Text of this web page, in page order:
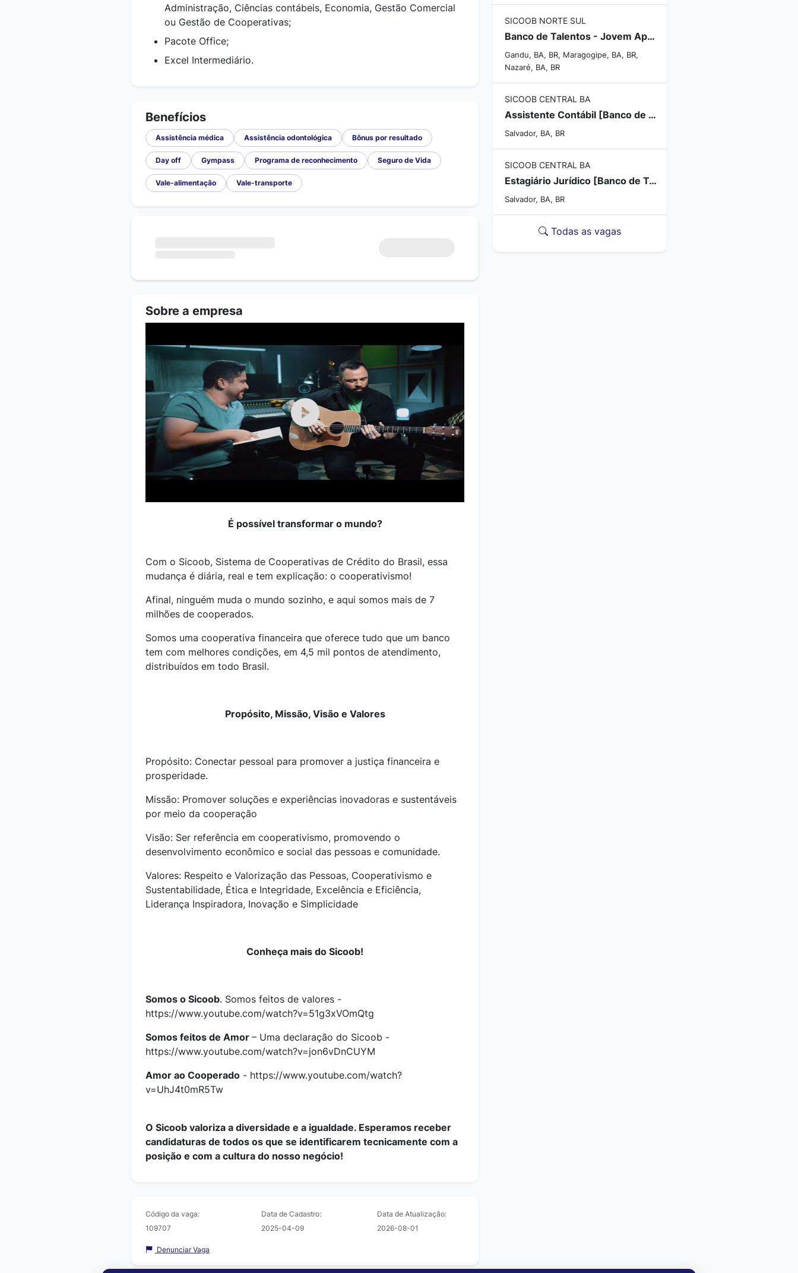
Administração, Ciências contábeis, Economia, Gestão Comercial
ou Gestão de Cooperativas;
Pacote Office;
Excel Intermediário.
Benefícios
Assistência médica Assistência odontológica Bônus por resultado
Day off Gympass Programa de reconhecimento Seguro de Vida
Vale-alimentação Vale-transporte
Sobre a empresa
É possível transformar o mundo?
Com o Sicoob, Sistema de Cooperativas de Crédito do Brasil, essa
mudança é diária, real e tem explicação: o cooperativismo!
Afinal, ninguém muda o mundo sozinho, e aqui somos mais de 7
milhões de cooperados.
Somos uma cooperativa financeira que oferece tudo que um banco
tem com melhores condições, em 4,5 mil pontos de atendimento,
distribuídos em todo Brasil.
Propósito, Missão, Visão e Valores
Propósito: Conectar pessoal para promover a justiça financeira e
prosperidade.
Missão: Promover soluções e experiências inovadoras e sustentáveis
por meio da cooperação
Visão: Ser referência em cooperativismo, promovendo o
desenvolvimento econômico e social das pessoas e comunidade.
Valores: Respeito e Valorização das Pessoas, Cooperativismo e
Sustentabilidade, Ética e Integridade, Excelência e Eficiência,
Liderança Inspiradora, Inovação e Simplicidade
Conheça mais do Sicoob!
Somos o Sicoob. Somos feitos de valores -
https://www.youtube.com/watch?v=51g3xVOmQtg
Somos feitos de Amor – Uma declaração do Sicoob -
https://www.youtube.com/watch?v=jon6vDnCUYM
Amor ao Cooperado - https://www.youtube.com/watch?
v=UhJ4t0mR5Tw
O Sicoob valoriza a diversidade e a igualdade. Esperamos receber
candidaturas de todos os que se identificarem tecnicamente com a
posição e com a cultura do nosso negócio!
Código da vaga:
109707
Data de Cadastro:
2025-04-09
Data de Atualização:
2026-08-01
Denunciar Vaga
SICOOB NORTE SUL
Banco de Talentos - Jovem Aprendiz
Gandu, BA, BR, Maragogipe, BA, BR,
Nazaré, BA, BR
SICOOB CENTRAL BA
Assistente Contábil [Banco de Talentos]
Salvador, BA, BR
SICOOB CENTRAL BA
Estagiário Jurídico [Banco de Talentos]
Salvador, BA, BR
Todas as vagas